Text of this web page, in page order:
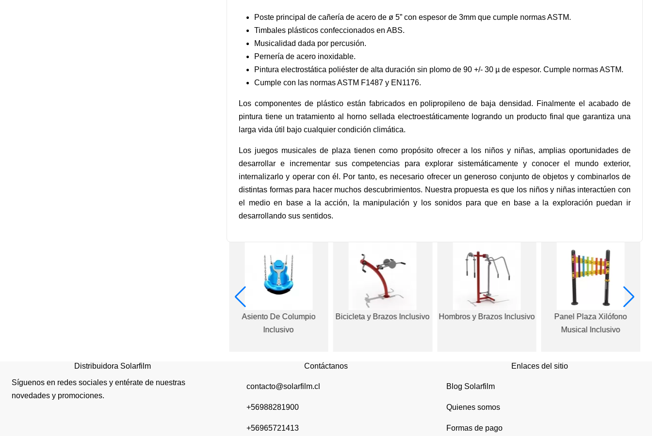
Poste principal de cañería de acero de ø 5” con espesor de 3mm que cumple normas ASTM.
Timbales plásticos confeccionados en ABS.
Musicalidad dada por percusión.
Pernería de acero inoxidable.
Pintura electrostática poliéster de alta duración sin plomo de 90 +/- 30 µ de espesor. Cumple normas ASTM.
Cumple con las normas ASTM F1487 y EN1176.
Los componentes de plástico están fabricados en polipropileno de baja densidad. Finalmente el acabado de
pintura tiene un tratamiento al horno sellada electroestáticamente logrando un producto final que garantiza una
larga vida útil bajo cualquier condición climática.
Los juegos musicales de plaza tienen como propósito ofrecer a los niños y niñas, amplias oportunidades de
desarrollar e incrementar sus competencias para explorar sistemáticamente y conocer el mundo exterior,
internalizarlo y operar con él. Por tanto, es necesario ofrecer un generoso conjunto de objetos y combinarlos de
distintas formas para hacer muchos descubrimientos. Nuestra propuesta es que los niños y niñas interactúen con
el medio en base a la acción, la manipulación y los sonidos para que en base a la exploración puedan ir
desarrollando sus sentidos.
Asiento De Columpio
Inclusivo
Bicicleta y Brazos Inclusivo Hombros y Brazos Inclusivo
Panel Plaza Xilófono
Musical Inclusivo
Distribuidora Solarfilm
Síguenos en redes sociales y entérate de nuestras
novedades y promociones.
Contáctanos
contacto@solarfilm.cl
+56988281900
+56965721413
Enlaces del sitio
Blog Solarfilm
Quienes somos
Formas de pago